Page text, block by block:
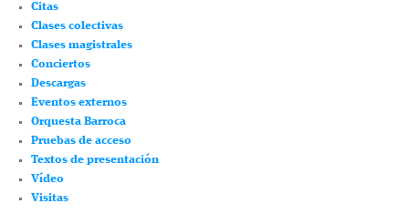
Citas
Clases colectivas
Clases magistrales
Conciertos
Descargas
Eventos externos
Orquesta Barroca
Pruebas de acceso
Textos de presentación
Vídeo
Visitas